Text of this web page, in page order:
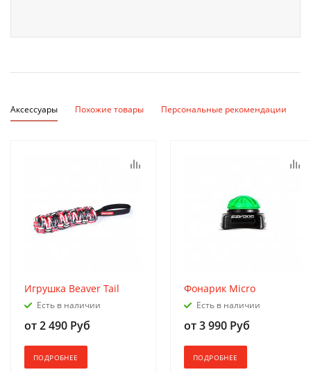
Аксессуары Похожие товары Персональные рекомендации
Игрушка Beaver Tail
Есть в наличии
от2 490 Руб
ПОДРОБНЕЕ
Фонарик Micro
Есть в наличии
от3 990 Руб
ПОДРОБНЕЕ